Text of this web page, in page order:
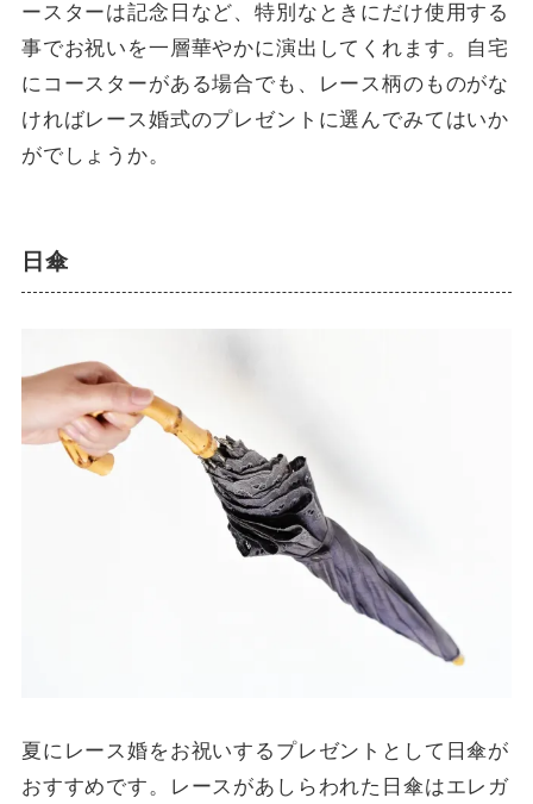
ースターは記念日など、特別なときにだけ使用する
事でお祝いを一層華やかに演出してくれます。自宅
にコースターがある場合でも、レース柄のものがな
ければレース婚式のプレゼントに選んでみてはいか
がでしょうか。
日傘
夏にレース婚をお祝いするプレゼントとして日傘が
おすすめです。レースがあしらわれた日傘はエレガ